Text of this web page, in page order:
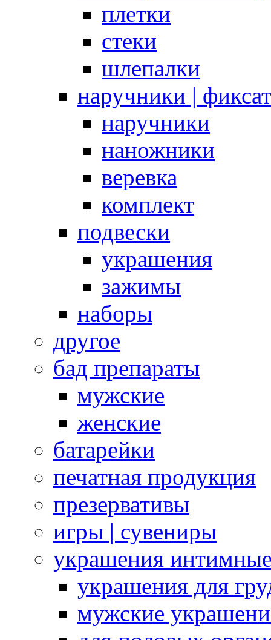
плетки
стеки
шлепалки
наручники |
наручники
наножники
веревка
комплект
подвески
украшения
зажимы
наборы
другое
бад препараты
мужские
женские
батарейки
печатная продукция
презервативы
игры | сувениры
украшения
украшения для
мужские